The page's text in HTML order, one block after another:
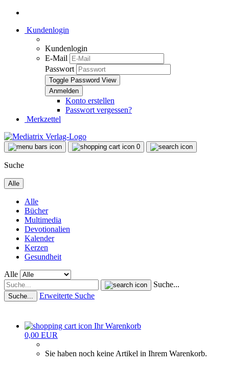
Kundenlogin
Kundenlogin
E-Mail
Passwort
Toggle Password View
Konto erstellen
Passwort vergessen?
Merkzettel
0
Suche
Alle
Alle
Bücher
Multimedia
Devotionalien
Kalender
Kerzen
Gesundheit
Alle
Suche...
Suche... Erweiterte Suche
Ihr Warenkorb
0,00 EUR
Sie haben noch keine Artikel in Ihrem Warenkorb.